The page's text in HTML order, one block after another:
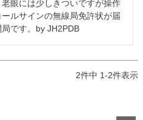
眼には少しきついですが操作
ルサインの無線局免許状が届
です。by JH2PDB
2件中 1-2件表示